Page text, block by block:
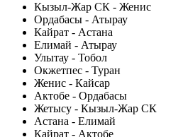
Кызыл-Жар СК - Женис
Ордабасы - Атырау
Кайрат - Астана
Елимай - Атырау
Улытау - Тобол
Окжетпес - Туран
Женис - Кайсар
Актобе - Ордабасы
Жетысу - Кызыл-Жар СК
Астана - Елимай
Кайрат - Актобе